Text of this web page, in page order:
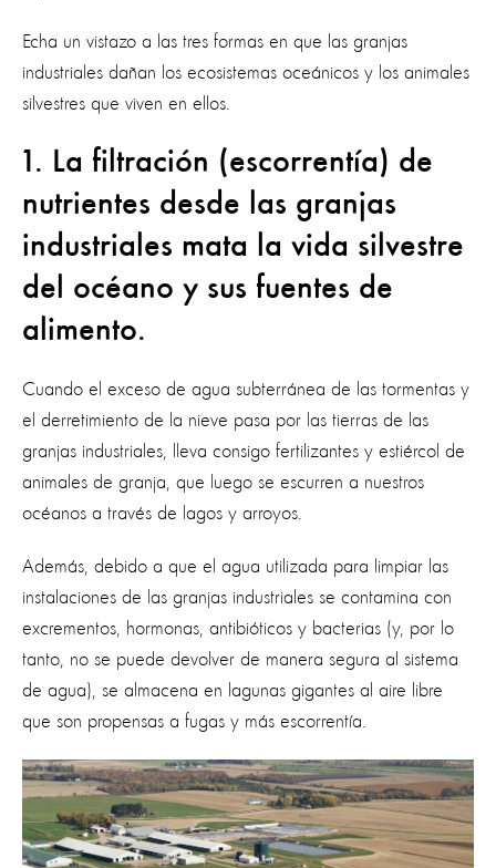
Echa un vistazo a las tres formas en que las granjas
industriales dañan los ecosistemas oceánicos y los animales
silvestres que viven en ellos.
1. La filtración (escorrentía) de
nutrientes desde las granjas
industriales mata la vida silvestre
del océano y sus fuentes de
alimento.
Cuando el exceso de agua subterránea de las tormentas y
el derretimiento de la nieve pasa por las tierras de las
granjas industriales, lleva consigo fertilizantes y estiércol de
animales de granja, que luego se escurren a nuestros
océanos a través de lagos y arroyos.
Además, debido a que el agua utilizada para limpiar las
instalaciones de las granjas industriales se contamina con
excrementos, hormonas, antibióticos y bacterias (y, por lo
tanto, no se puede devolver de manera segura al sistema
de agua), se almacena en lagunas gigantes al aire libre
que son propensas a fugas y más escorrentía.